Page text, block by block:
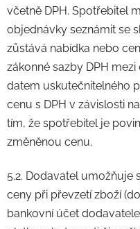
včetně DPH. Spotřebitel
objednávky seznámit se
zůstává nabídka nebo
zákonné sazby DPH
datem uskutečnitelného
cenu s DPH v závislosti
tím, že spotřebitel je
změněnou cenu.
5.2. Dodavatel
ceny při převzetí zboží
bankovní účet